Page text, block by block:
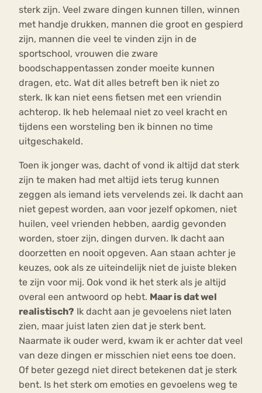
sterk zijn. Veel zware dingen kunnen tillen, winnen
met handje drukken, mannen die groot en gespierd
zijn, mannen die veel te vinden zijn in de
sportschool, vrouwen die zware
boodschappentassen zonder moeite kunnen
dragen, etc. Wat dit alles betreft ben ik niet zo
sterk. Ik kan niet eens fietsen met een vriendin
achterop. Ik heb helemaal niet zo veel kracht en
tijdens een worsteling ben ik binnen no time
uitgeschakeld.
Toen ik jonger was, dacht of vond ik altijd dat sterk
zijn te maken had met altijd iets terug kunnen
zeggen als iemand iets vervelends zei. Ik dacht aan
niet gepest worden, aan voor jezelf opkomen, niet
huilen, veel vrienden hebben, aardig gevonden
worden, stoer zijn, dingen durven. Ik dacht aan
doorzetten en nooit opgeven. Aan staan achter je
keuzes, ook als ze uiteindelijk niet de juiste bleken
te zijn voor mij. Ook vond ik het sterk als je altijd
overal een antwoord op hebt. Maar is dat wel
realistisch? Ik dacht aan je gevoelens niet laten
zien, maar juist laten zien dat je sterk bent.
Naarmate ik ouder werd, kwam ik er achter dat veel
van deze dingen er misschien niet eens toe doen.
Of beter gezegd niet direct betekenen dat je sterk
bent. Is het sterk om emoties en gevoelens weg te